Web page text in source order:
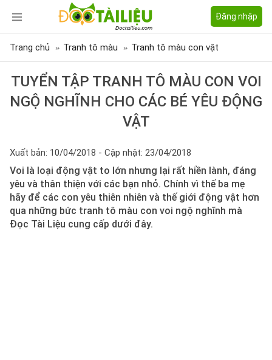
Đăng nhập
Trang chủ Tranh tô màu Tranh tô màu con vật
TUYỂN TẬP TRANH TÔ MÀU CON VOI
NGỘ NGHĨNH CHO CÁC BÉ YÊU ĐỘNG
VẬT
Xuất bản: 10/04/2018 - Cập nhật: 23/04/2018
Voi là loại động vật to lớn nhưng lại rất hiền lành, đáng
yêu và thân thiện với các bạn nhỏ. Chính vì thế ba mẹ
hãy để các con yêu thiên nhiên và thế giới động vật hơn
qua những bức tranh tô màu con voi ngộ nghĩnh mà
Đọc Tài Liệu cung cấp dưới đây.